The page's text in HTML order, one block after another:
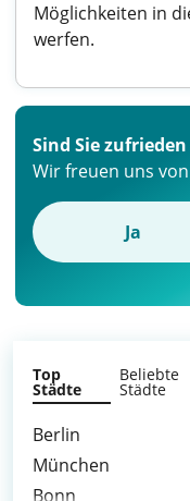
Möglichkeiten in
werfen.
Sind Sie
Wir freuen uns
Ja
Top
Städte
Beliebte
Städte
Berlin
München
Bonn